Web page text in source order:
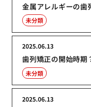
金属アレルギーの歯
未分類
歯列矯正の開始時期
2025.06.13
未分類
2025.06.13